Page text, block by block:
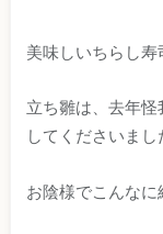
美味しいちらし寿
立ち雛は、去年
してくださいまし
お陰様でこんなに